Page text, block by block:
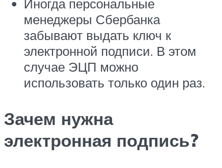
Иногда персональные
менеджеры Сбербанка
забывают выдать ключ к
электронной подписи. В этом
случае ЭЦП можно
использовать только один раз.
Зачем нужна
электронная подпись?